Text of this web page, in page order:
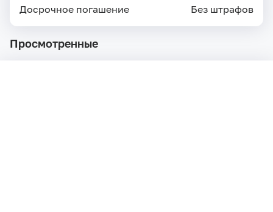
Досрочное погашение Без штрафов
Просмотренные